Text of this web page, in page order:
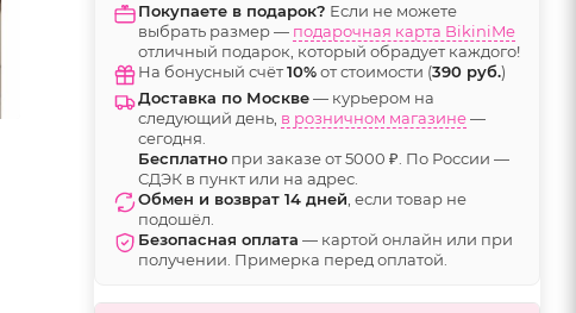
Покупаете в подарок? Если не можете
выбрать размер — подарочная карта BikiniMe
отличный подарок, который обрадует каждого!
На бонусный счёт10%от стоимости (390 руб.)
Доставка по Москве— курьером на
следующий день, в розничном магазине—
сегодня.
Бесплатно при заказе от 5000 ₽. По России —
СДЭК в пункт или на адрес.
Обмен и возврат 14 дней , если товар не
подошёл.
Безопасная оплата — картой онлайн или при
получении. Примерка перед оплатой.